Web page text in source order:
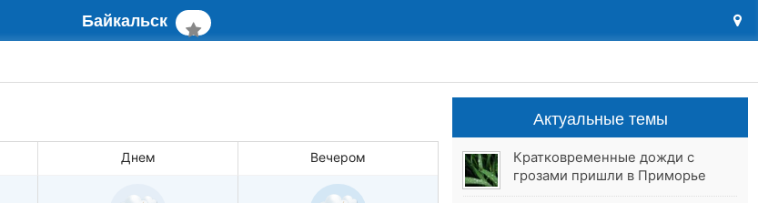
Байкальск
Днем Вечером
Актуальные темы
Кратковременные дожди с
грозами пришли в Приморье